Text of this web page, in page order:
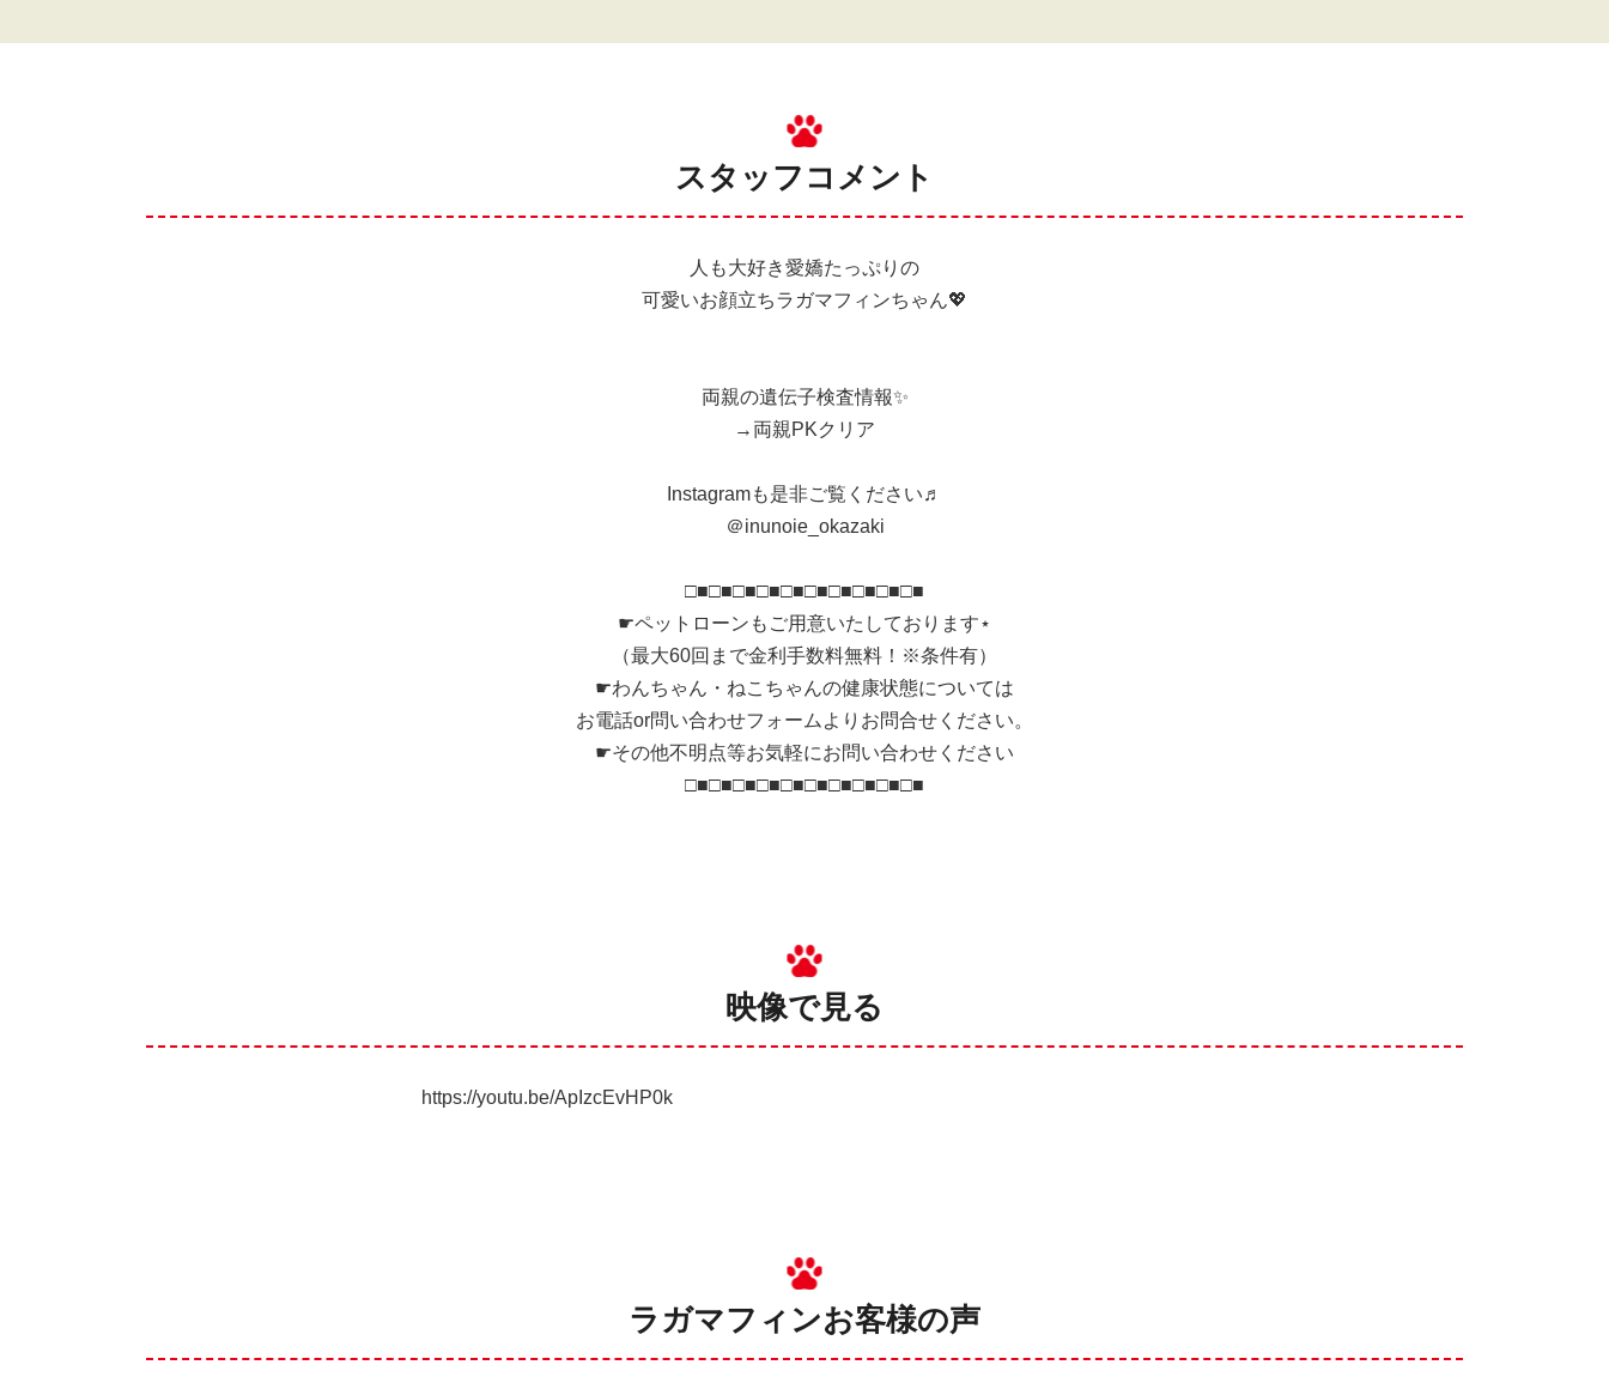
スタッフコメント
人も大好き愛嬌たっぷりの
可愛いお顔立ちラガマフィンちゃん💖
両親の遺伝子検査情報✨
→両親PKクリア
Instagramも是非ご覧ください♬
＠inunoie_okazaki
□■□■□■□■□■□■□■□■□■□■
☛ペットローンもご用意いたしております⋆
（最大60回まで金利手数料無料！※条件有）
☛わんちゃん・ねこちゃんの健康状態については
お電話or問い合わせフォームよりお問合せください。
☛その他不明点等お気軽にお問い合わせください
□■□■□■□■□■□■□■□■□■□■
映像で見る
https://youtu.be/ApIzcEvHP0k
ラガマフィンお客様の声